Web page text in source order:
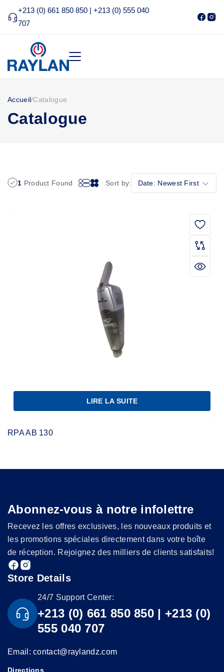
+213 (0) 661 850 850 | +213 (0) 555 040
707
Accueil/Catalogue
Catalogue
1 Product Found Sort by: Date: Newest First
LIRE LA SUITE
RPA AB 130
Abonnez-vous à notre infolettre
Recevez les offres exclusives, les nouveaux produits et
les promotions spéciales directement dans votre boîte
de réception. Rejoignez des milliers de clients satisfaits!
Store Details
24/7 Support Center:
+213 (0) 661 850 850 | +213 (0)
555 040 707
Email: contact@raylandz.com
Directions